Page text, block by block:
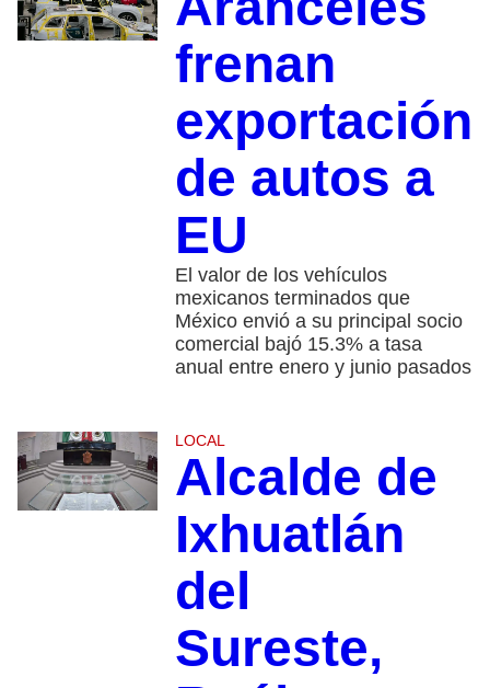
frenan
exportación
de autos a
EU
El valor de los vehículos
mexicanos terminados que
México envió a su principal socio
comercial bajó 15.3% a tasa
anual entre enero y junio pasados
LOCAL
Alcalde de
Ixhuatlán
del
Sureste,